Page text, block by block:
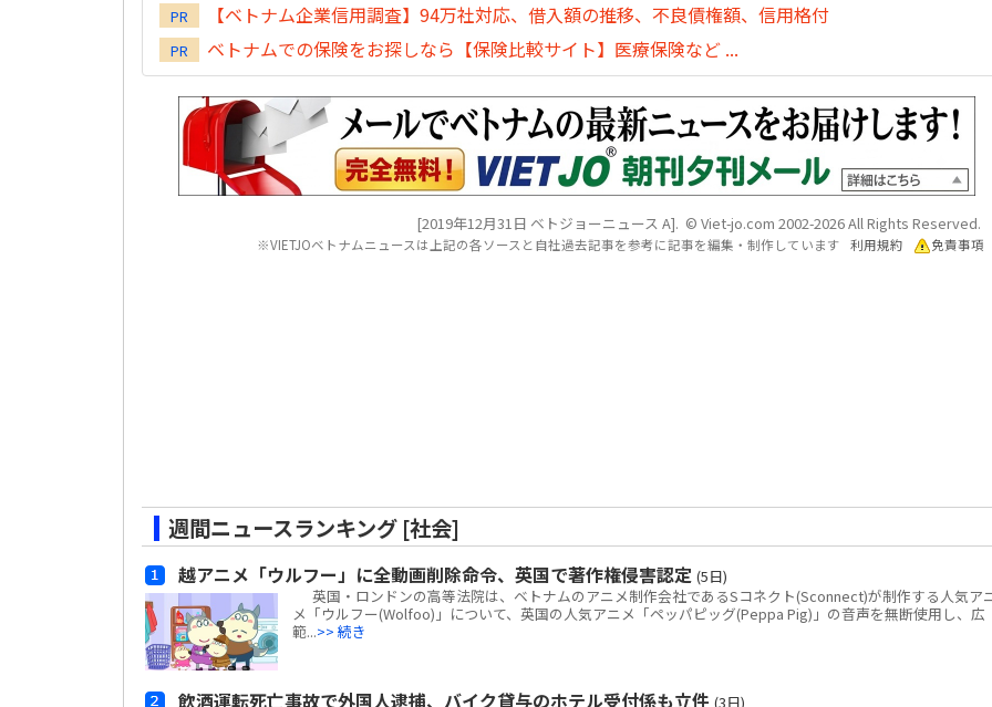
PR 【ベトナム企業信用調査】94万社対応、借入額の推移、不良債権額、信用格付
PR ベトナムでの保険をお探しなら【保険比較サイト】医療保険など ...
[2019年12月31日 ベトジョーニュース A]. © Viet-jo.com 2002-2026 All Rights Reserved.
※VIETJOベトナムニュースは上記の各ソースと自社過去記事を参考に記事を編集・制作しています 利用規約 免責事項
週間ニュースランキング [社会]
越アニメ「ウルフー」に全動画削除命令、英国で著作権侵害認定 (5日)
英国・ロンドンの高等法院は、ベトナムのアニメ制作会社であるSコネクト(Sconnect)が制作する人気ア
メ「ウルフー(Wolfoo)」について、英国の人気アニメ「ペッパピッグ(Peppa Pig)」の音声を無断使用し、広
範...>> 続き
飲酒運転死亡事故で外国人逮捕、バイク貸与のホテル受付係も立件 (3日)